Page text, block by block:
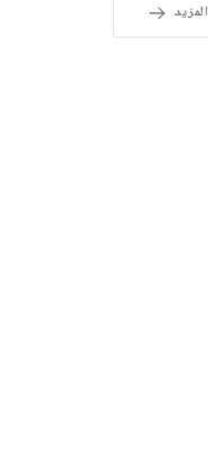
المزيد